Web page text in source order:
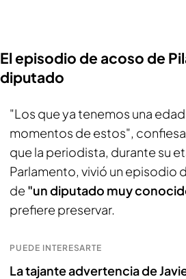
El episodio de acoso de
diputado
"Los que ya tenemos una
momentos de estos", confiesa
que la periodista, durante su
Parlamento, vivió un episodio
de "un diputado muy
prefiere preservar.
PUEDE INTERESARTE
La tajante advertencia de